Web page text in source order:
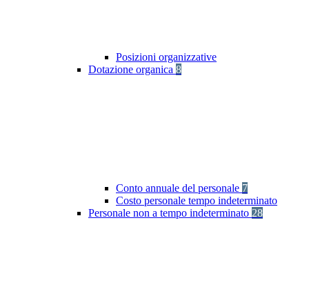
Posizioni organizzative
Dotazione organica 8
Conto annuale del personale 7
Costo personale tempo indeterminato
Personale non a tempo indeterminato 28